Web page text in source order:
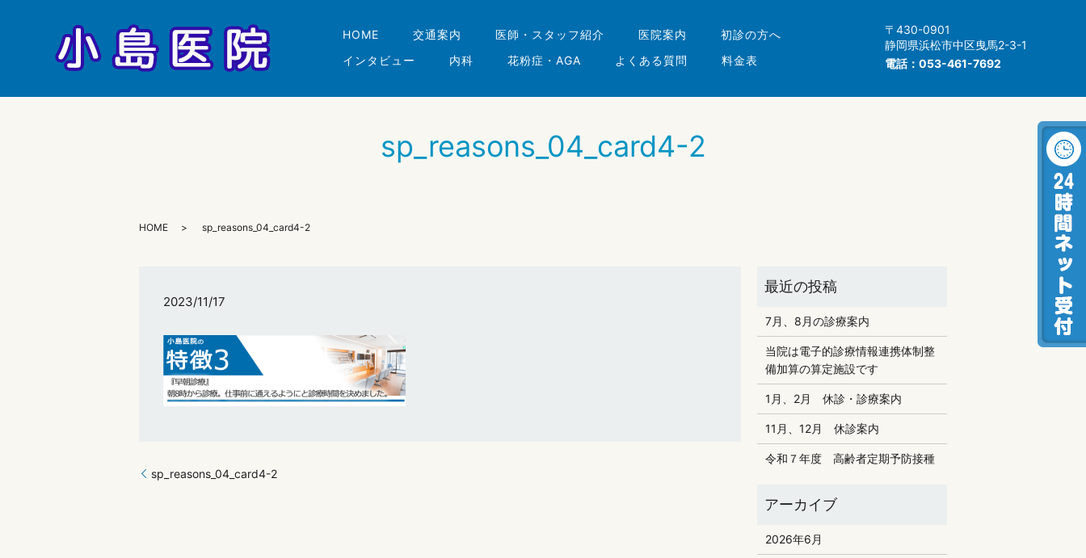
HOME 交通案内 医師・スタッフ紹介 医院案内
初診の方へ
インタビュー
内科 花粉症・AGA よくある質問 料金表
〒430-0901
静岡県浜松市中区曳馬2-3-1
電話： 053-461-7692
sp_reasons_04_card4-2
HOME sp_reasons_04_card4-2
2023/11/17
sp_reasons_04_card4-2
7月、8月の診療案内
当院は電子的診療情報連携体制整
備加算の算定施設です
1月、2月 休診・診療案内
11月、12月 休診案内
令和７年度 高齢者定期予防接種
2026年6月